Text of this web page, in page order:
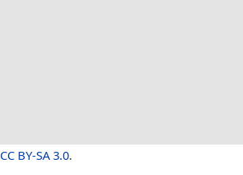
CC BY-SA 3.0.